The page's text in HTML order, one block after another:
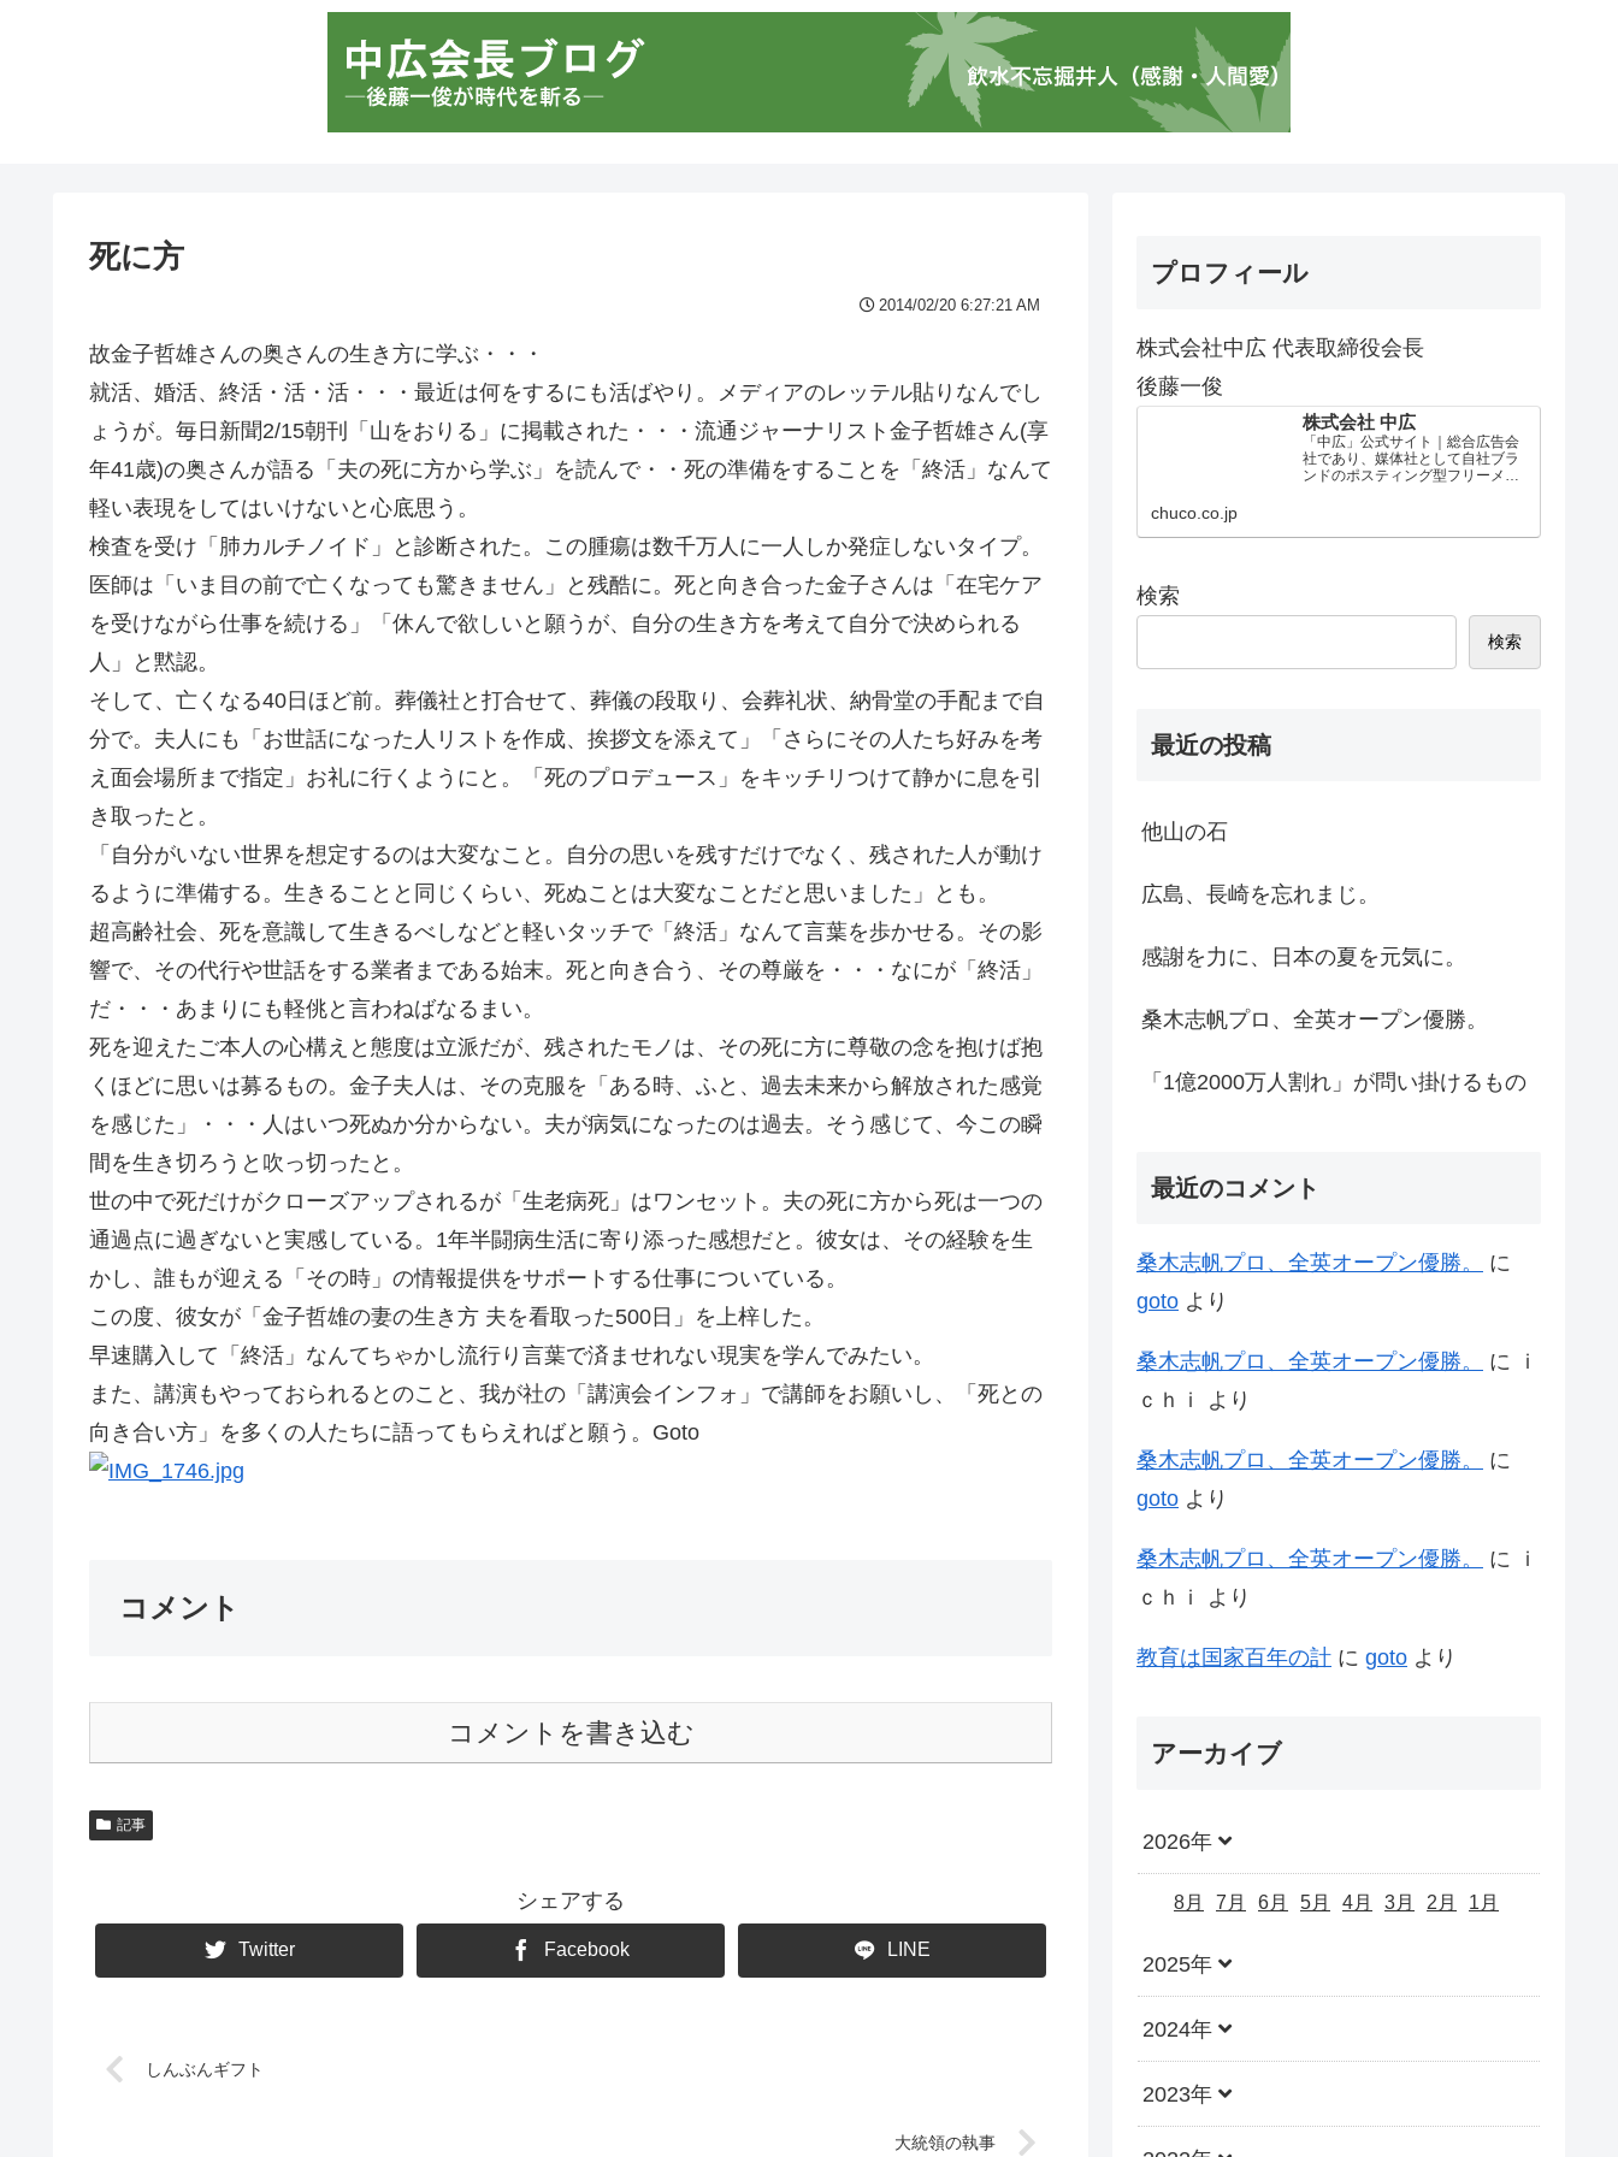
死に方
2014/02/20 6:27:21 AM
故金子哲雄さんの奥さんの生き方に学ぶ・・・
就活、婚活、終活・活・活・・・最近は何をするにも活ばやり。メディアのレッテル貼りなんでし
ょうが。毎日新聞2/15朝刊「山をおりる」に掲載された・・・流通ジャーナリスト金子哲雄さん(享
年41歳)の奥さんが語る「夫の死に方から学ぶ」を読んで・・死の準備をすることを「終活」なんて
軽い表現をしてはいけないと心底思う。
検査を受け「肺カルチノイド」と診断された。この腫瘍は数千万人に一人しか発症しないタイプ。
医師は「いま目の前で亡くなっても驚きません」と残酷に。死と向き合った金子さんは「在宅ケア
を受けながら仕事を続ける」「休んで欲しいと願うが、自分の生き方を考えて自分で決められる
人」と黙認。
そして、亡くなる40日ほど前。葬儀社と打合せて、葬儀の段取り、会葬礼状、納骨堂の手配まで自
分で。夫人にも「お世話になった人リストを作成、挨拶文を添えて」「さらにその人たち好みを考
え面会場所まで指定」お礼に行くようにと。「死のプロデュース」をキッチリつけて静かに息を引
き取ったと。
「自分がいない世界を想定するのは大変なこと。自分の思いを残すだけでなく、残された人が動け
るように準備する。生きることと同じくらい、死ぬことは大変なことだと思いました」とも。
超高齢社会、死を意識して生きるべしなどと軽いタッチで「終活」なんて言葉を歩かせる。その影
響で、その代行や世話をする業者まである始末。死と向き合う、その尊厳を・・・なにが「終活」
だ・・・あまりにも軽佻と言わねばなるまい。
死を迎えたご本人の心構えと態度は立派だが、残されたモノは、その死に方に尊敬の念を抱けば抱
くほどに思いは募るもの。金子夫人は、その克服を「ある時、ふと、過去未来から解放された感覚
を感じた」・・・人はいつ死ぬか分からない。夫が病気になったのは過去。そう感じて、今この瞬
間を生き切ろうと吹っ切ったと。
世の中で死だけがクローズアップされるが「生老病死」はワンセット。夫の死に方から死は一つの
通過点に過ぎないと実感している。1年半闘病生活に寄り添った感想だと。彼女は、その経験を生
かし、誰もが迎える「その時」の情報提供をサポートする仕事についている。
この度、彼女が「金子哲雄の妻の生き方 夫を看取った500日」を上梓した。
早速購入して「終活」なんてちゃかし流行り言葉で済ませれない現実を学んでみたい。
また、講演もやっておられるとのこと、我が社の「講演会インフォ」で講師をお願いし、「死との
向き合い方」を多くの人たちに語ってもらえればと願う。Goto
コメント
コメントを書き込む
記事
シェアする
Twitter Facebook LINE
しんぶんギフト
大統領の執事
プロフィール
株式会社中広 代表取締役会長
後藤一俊
株式会社 中広
「中広」公式サイト｜総合広告会
社であり、媒体社として自社ブラ
ンドのポスティング型フリーメデ
chuco.co.jp
検索
検索
最近の投稿
他山の石
広島、長崎を忘れまじ。
感謝を力に、日本の夏を元気に。
桑木志帆プロ、全英オープン優勝。
「1億2000万人割れ」が問い掛けるもの
最近のコメント
桑木志帆プロ、全英オープン優勝。
に
goto より
桑木志帆プロ、全英オープン優勝。 に
ｉ
ｃｈｉ
より
桑木志帆プロ、全英オープン優勝。
に
goto より
桑木志帆プロ、全英オープン優勝。 に
ｉ
ｃｈｉ
より
教育は国家百年の計 に goto より
アーカイブ
2026年
8月 7月 6月 5月 4月 3月 2月 1月
2025年
2024年
2023年